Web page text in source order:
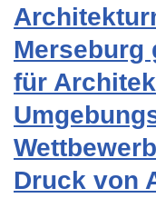
Merseburg
für
Druck von